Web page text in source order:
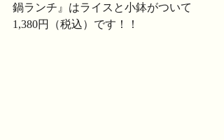
鍋ランチ』はライスと小鉢がついて
1,380円（税込）です！！